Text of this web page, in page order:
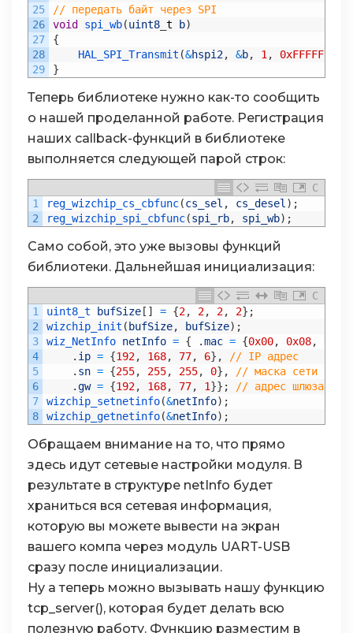
25
26
27
28
29
// передать байт через SPI
void spi_wb(uint8 t b)
{
HAL_SPI_Transmit (&hspi2, &b, 1 , 0xFFFFFFFF
}
Теперь библиотеке нужно как-то сообщить
о нашей проделанной работе. Регистрация
наших callback-функций в библиотеке
выполняется следующей парой строк:
C
1
2
reg_wizchip_cs_cbfunc(cs_sel , cs_desel ) ;
reg_wizchip_spi_cbfunc(spi_rb, spi_wb) ;
Само собой, это уже вызовы функций
библиотеки. Дальнейшая инициализация:
C
1
2
3
4
5
6
7
8
uint8_t bufSize[ ] = {2, 2, 2, 2} ;
wizchip_init (bufSize, bufSize) ;
wiz_NetInfo netInfo = { .mac = {0x00, 0x08,
. ip = {192, 168, 77, 6} ,
// IP адрес
. sn = {255, 255, 255, 0} ,
// маска сети
.gw = {192, 168, 77, 1}} ;
// адрес шлюза
wizchip_setnetinfo(&netInfo) ;
wizchip_getnetinfo(&netInfo) ;
Обращаем внимание на то, что прямо
здесь идут сетевые настройки модуля. В
результате в структуре netInfo будет
храниться вся сетевая информация,
которую вы можете вывести на экран
вашего компа через модуль UART-USB
сразу после инициализации.
Ну а теперь можно вызывать нашу функцию
tcp_server(), которая будет делать всю
полезную работу. Функцию разместим в